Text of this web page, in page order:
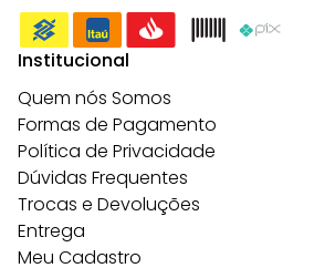
Institucional
Quem nós Somos
Formas de Pagamento
Política de Privacidade
Dúvidas Frequentes
Trocas e Devoluções
Entrega
Meu Cadastro